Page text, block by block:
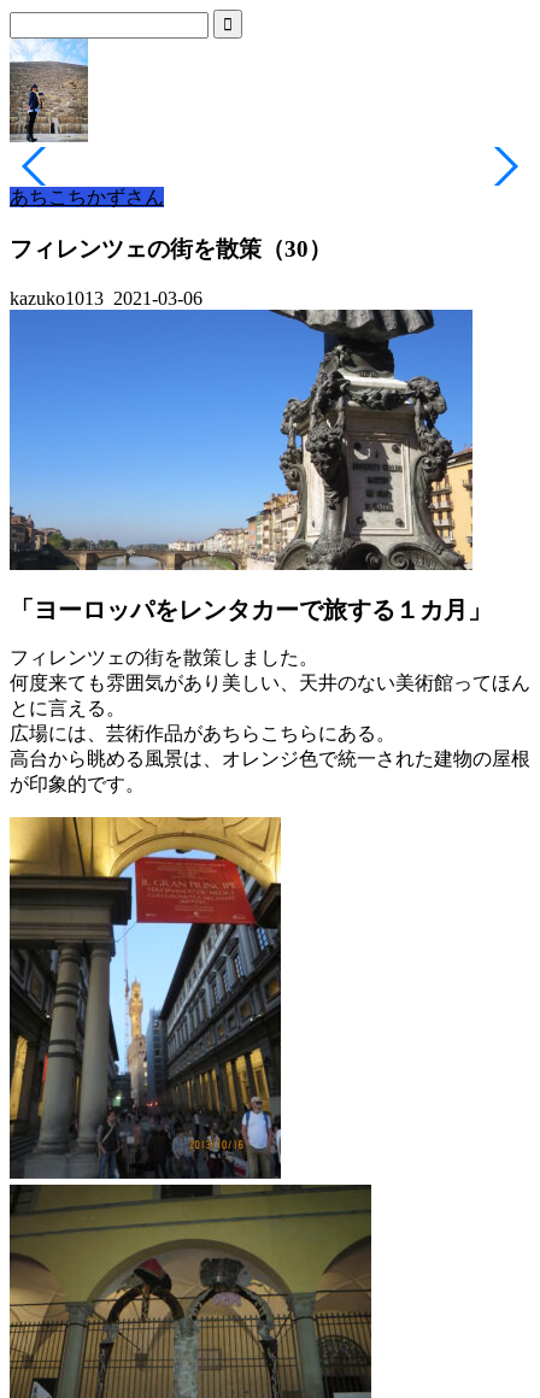
あちこちかずさん
フィレンツェの街を散策（30）
kazuko1013 2021-03-06
「ヨーロッパをレンタカーで旅する１カ月」
フィレンツェの街を散策しました。
何度来ても雰囲気があり美しい、天井のない美術館ってほん
とに言える。
広場には、芸術作品があちらこちらにある。
高台から眺める風景は、オレンジ色で統一された建物の屋根
が印象的です。